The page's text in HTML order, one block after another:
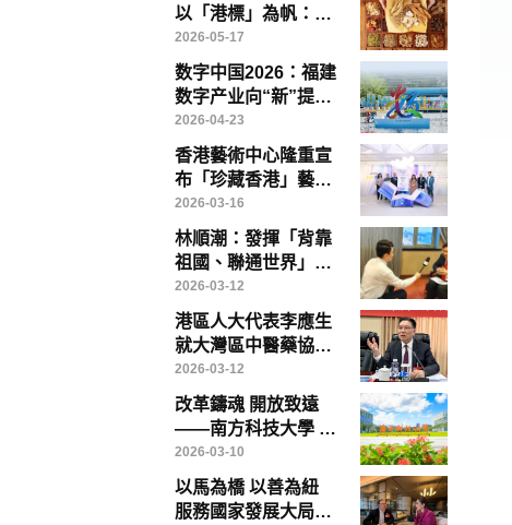
以「港標」為帆：香
港如何引領中醫藥高
質量出海
2026-05-17
数字中国2026：福建
数字产业向“新”提
“质”——写在第九届
数字中国建设峰会召
开前夕
2026-04-23
香港藝術中心隆重宣
布「珍藏香港」藝術
博覽將於「藝術三
月」盛大登場
2026-03-16
林順潮：發揮「背靠
祖國、聯通世界」優
勢，香港醫療創新、
教育與醫療旅遊大有
可為
2026-03-12
港區人大代表李應生
就大灣區中醫藥協同
發展提出具體建議 倡
成立專責政策委員會
破解制度瓶頸
2026-03-12
改革鑄魂 開放致遠
——南方科技大學 中
國高等教育改革的範
本
2026-03-10
以馬為橋 以善為紐
服務國家發展大局